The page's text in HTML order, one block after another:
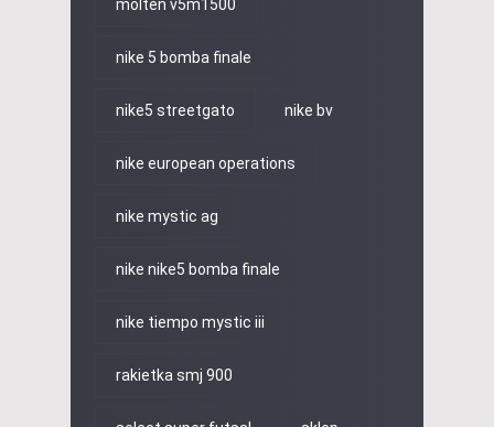
molten v5m1500
nike 5 bomba finale
nike5 streetgato nike bv
nike european operations
nike mystic ag
nike nike5 bomba finale
nike tiempo mystic iii
rakietka smj 900